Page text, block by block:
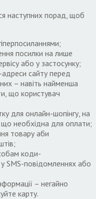
наступних порад, щоб
посилки на лише
або у застосунку;
адреси сайту перед
– навіть найменша
що користувач
для онлайн-шопінгу, на
що необхідна для оплати;
товару аби
коди-
SMS-повідомленнях або
– негайно
карту.